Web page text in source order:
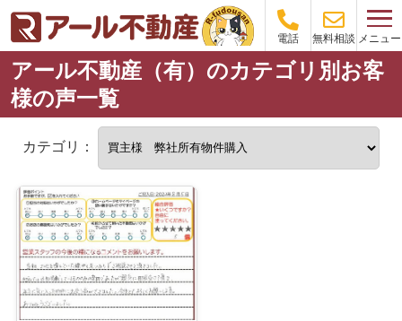
電話 無料相談 メニュー
アール不動産（有）のカテゴリ別お客
様の声一覧
カテゴリ：